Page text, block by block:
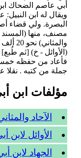
أبي عاصم الضحاك
ويقال له ابن
(الأوائل - خ) [ثم
فأعاد من حفظه
جملة من كتبه . نقلا
مؤلفات ابن
الآحاد
الأوائل لابن
الجهاد لابن